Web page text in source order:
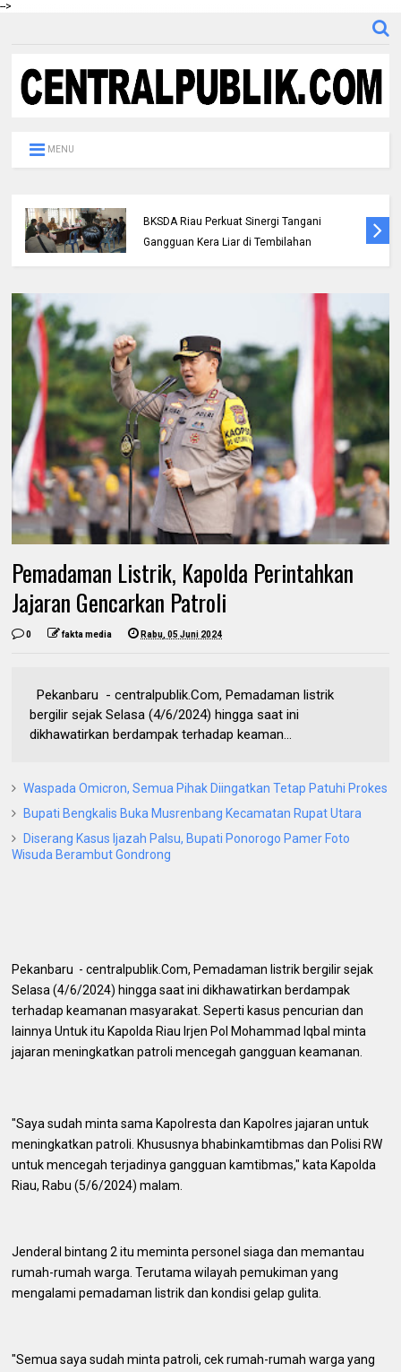
-->
MENU
BKSDA Riau Perkuat Sinergi Tangani
Gangguan Kera Liar di Tembilahan
Pemadaman Listrik, Kapolda Perintahkan
Jajaran Gencarkan Patroli
0 fakta media Rabu, 05 Juni 2024
Pekanbaru - centralpublik.Com, Pemadaman listrik
bergilir sejak Selasa (4/6/2024) hingga saat ini
dikhawatirkan berdampak terhadap keaman...
Waspada Omicron, Semua Pihak Diingatkan Tetap Patuhi Prokes
Bupati Bengkalis Buka Musrenbang Kecamatan Rupat Utara
Diserang Kasus Ijazah Palsu, Bupati Ponorogo Pamer Foto
Wisuda Berambut Gondrong
Pekanbaru - centralpublik.Com, Pemadaman listrik bergilir sejak
Selasa (4/6/2024) hingga saat ini dikhawatirkan berdampak
terhadap keamanan masyarakat. Seperti kasus pencurian dan
lainnya Untuk itu Kapolda Riau Irjen Pol Mohammad Iqbal minta
jajaran meningkatkan patroli mencegah gangguan keamanan.
"Saya sudah minta sama Kapolresta dan Kapolres jajaran untuk
meningkatkan patroli. Khususnya bhabinkamtibmas dan Polisi RW
untuk mencegah terjadinya gangguan kamtibmas," kata Kapolda
Riau, Rabu (5/6/2024) malam.
Jenderal bintang 2 itu meminta personel siaga dan memantau
rumah-rumah warga. Terutama wilayah pemukiman yang
mengalami pemadaman listrik dan kondisi gelap gulita.
"Semua saya sudah minta patroli, cek rumah-rumah warga yang